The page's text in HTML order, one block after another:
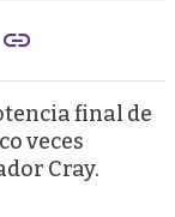
final de
veces
Cray.